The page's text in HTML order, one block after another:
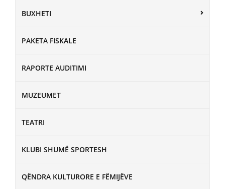
BUXHETI
PAKETA FISKALE
RAPORTE AUDITIMI
MUZEUMET
TEATRI
KLUBI SHUMË SPORTESH
QËNDRA KULTURORE E FËMIJËVE